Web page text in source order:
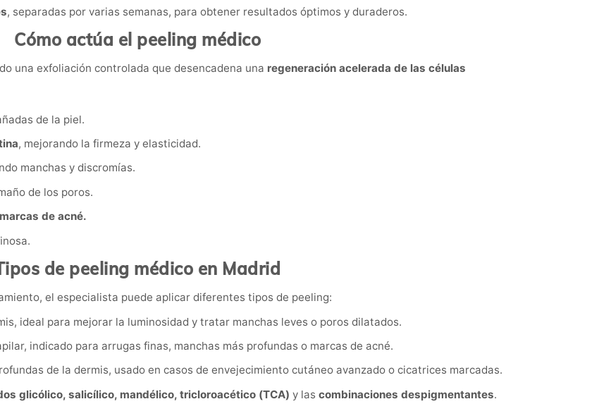
, separadas por varias semanas, para obtener resultados óptimos y duraderos.
Cómo actúa el peeling médico
una exfoliación controlada que desencadena una regeneración acelerada de las células
de la piel.
, mejorando la firmeza y elasticidad.
manchas y discromías.
de los poros.
de acné.
de peeling médico en Madrid
el especialista puede aplicar diferentes tipos de peeling:
ideal para mejorar la luminosidad y tratar manchas leves o poros dilatados.
indicado para arrugas finas, manchas más profundas o marcas de acné.
de la dermis, usado en casos de envejecimiento cutáneo avanzado o cicatrices marcadas.
glicólico, salicílico, mandélico, tricloroacético (TCA) y las combinaciones despigmentantes.